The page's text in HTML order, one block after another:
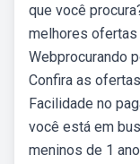
que você
melhores ofertas
Webprocurando
Confira as
Facilidade no
você está em
meninos de 1